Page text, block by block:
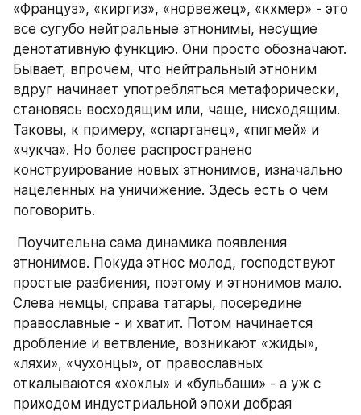
«Француз», «киргиз», «норвежец», «кхмер» - это
все сугубо нейтральные этнонимы, несущие
денотативную функцию. Они просто обозначают.
Бывает, впрочем, что нейтральный этноним
вдруг начинает употребляться метафорически,
становясь восходящим или, чаще, нисходящим.
Таковы, к примеру, «спартанец», «пигмей» и
«чукча». Но более распространено
конструирование новых этнонимов, изначально
нацеленных на уничижение. Здесь есть о чем
поговорить.
этнонимов. Покуда этнос молод, господствуют
простые разбиения, поэтому и этнонимов мало.
Слева немцы, справа татары, посередине
православные - и хватит. Потом начинается
дробление и ветвление, возникают «жиды»,
«ляхи», «чухонцы», от православных
откалываются «хохлы» и «бульбаши» - а уж с
приходом индустриальной эпохи добрая